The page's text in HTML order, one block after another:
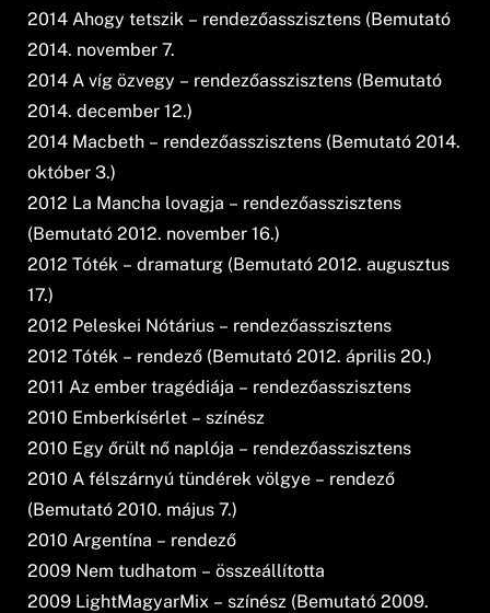
2014 Ahogy tetszik – rendezőasszisztens (Bemutató
2014. november 7.
2014 A víg özvegy – rendezőasszisztens (Bemutató
2014. december 12.)
2014 Macbeth – rendezőasszisztens (Bemutató 2014.
október 3.)
2012 La Mancha lovagja – rendezőasszisztens
(Bemutató 2012. november 16.)
2012 Tóték – dramaturg (Bemutató 2012. augusztus
17.)
2012 Peleskei Nótárius – rendezőasszisztens
2012 Tóték – rendező (Bemutató 2012. április 20.)
2011 Az ember tragédiája – rendezőasszisztens
2010 Emberkísérlet – színész
2010 Egy őrült nő naplója – rendezőasszisztens
2010 A félszárnyú tündérek völgye – rendező
(Bemutató 2010. május 7.)
2010 Argentína – rendező
2009 Nem tudhatom – összeállította
2009 LightMagyarMix – színész (Bemutató 2009.